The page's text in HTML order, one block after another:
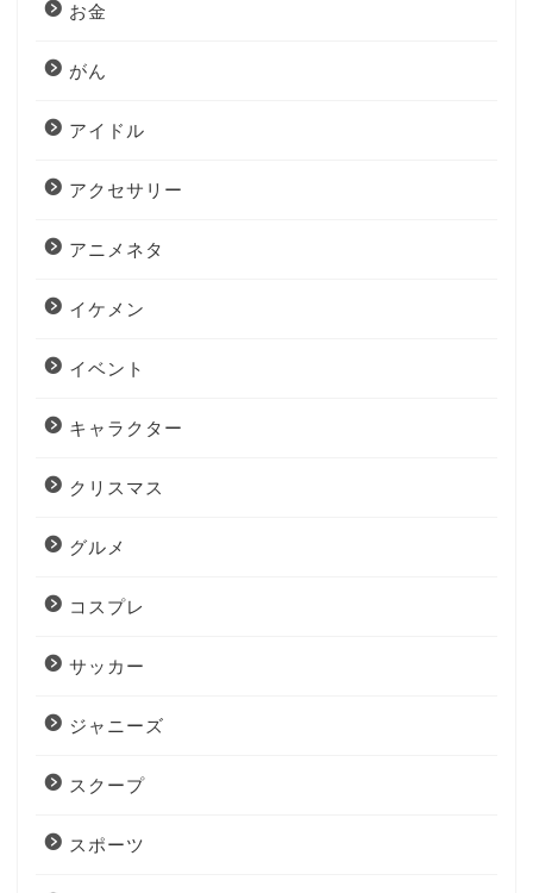
お金
がん
アイドル
アクセサリー
アニメネタ
イケメン
イベント
キャラクター
クリスマス
グルメ
コスプレ
サッカー
ジャニーズ
スクープ
スポーツ